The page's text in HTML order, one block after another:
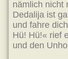
nämlich nicht
Dedalija ist
und fahre
Hü! Hü!« rief
und den